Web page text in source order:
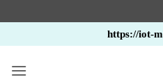
qua
nội
https://iot-